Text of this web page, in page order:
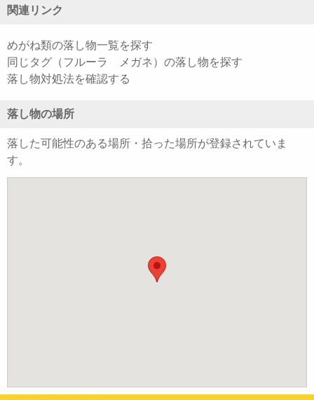
関連リンク
めがね類の落し物一覧を探す
同じタグ（フルーラ メガネ）の落し物を探す
落し物対処法を確認する
落し物の場所
落した可能性のある場所・拾った場所が登録されていま
す。